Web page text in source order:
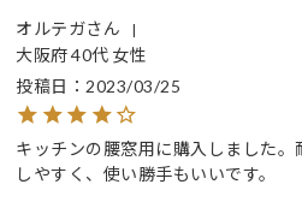
オルテガ
大阪府40代 女性
投稿日
2023/03/25
キッチンの腰窓用に購入しました
しやすく、使い勝手もいいです。